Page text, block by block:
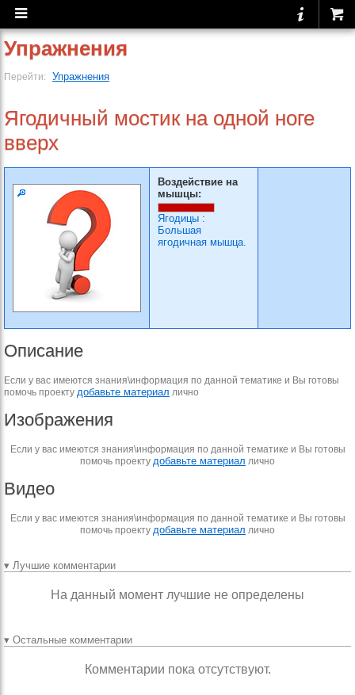
Упражнения
Перейти: Упражнения
Ягодичный мостик на одной ноге
вверх
Воздействие на
мышцы:
Ягодицы :
Большая
ягодичная мышца.
Описание
Если у вас имеются знания\информация по данной тематике и Вы готовы
помочь проекту добавьте материал лично
Изображения
Если у вас имеются знания\информация по данной тематике и Вы готовы
помочь проекту добавьте материал лично
Видео
Если у вас имеются знания\информация по данной тематике и Вы готовы
помочь проекту добавьте материал лично
▾ Лучшие комментарии
На данный момент лучшие не определены
▾ Остальные комментарии
Комментарии пока отсутствуют.